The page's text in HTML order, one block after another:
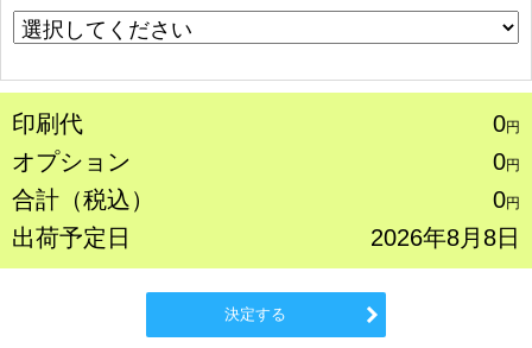
印刷代 0円
オプション 0円
合計（税込） 0円
出荷予定日 2026年8月8日
決定する